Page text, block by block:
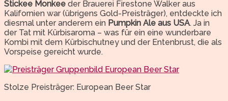
Stickee Monkee der Brauerei Firestone Walker aus
Kalifornien war (übrigens Gold-Preisträger), entdeckte ich
diesmal unter anderem ein Pumpkin Ale aus USA. Ja in
der Tat mit Kürbisaroma – was für ein eine wunderbare
Kombi mit dem Kürbischutney und der Entenbrust, die als
Vorspeise gereicht wurde.
Stolze Preisträger: European Beer Star